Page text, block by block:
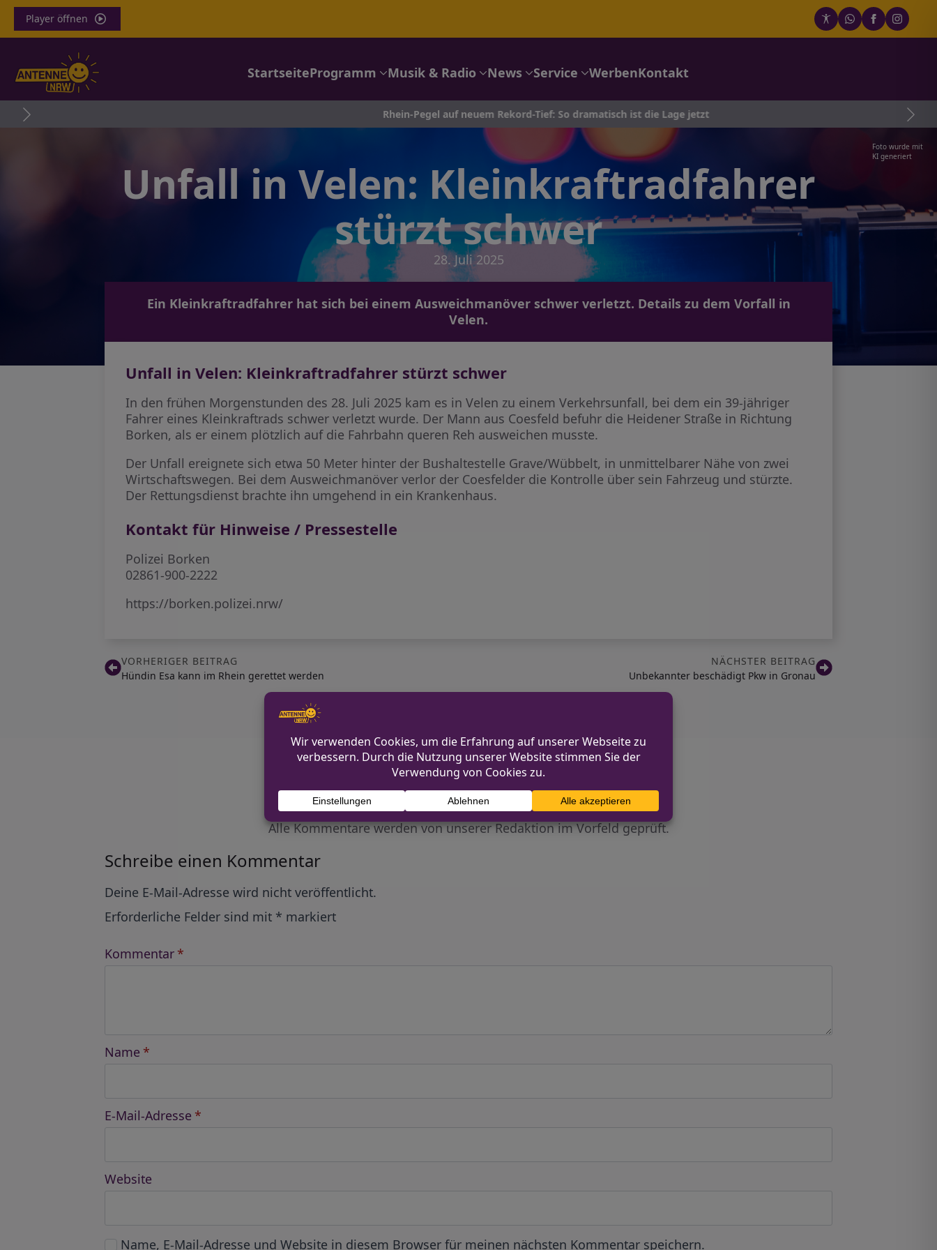
Player öffnen
StartseiteProgramm Musik & Radio News Service WerbenKontakt
Rhein-Pegel auf neuem Rekord-Tief: So dramatisch ist die Lage jetzt
Foto wurde mit
KI generiert
Unfall in Velen: Kleinkraftradfahrer
stürzt schwer
28. Juli 2025
Ein Kleinkraftradfahrer hat sich bei einem Ausweichmanöver schwer verletzt. Details zu dem Vorfall in
Velen.
Unfall in Velen: Kleinkraftradfahrer stürzt schwer
In den frühen Morgenstunden des 28. Juli 2025 kam es in Velen zu einem Verkehrsunfall, bei dem ein 39-jähriger
Fahrer eines Kleinkraftrads schwer verletzt wurde. Der Mann aus Coesfeld befuhr die Heidener Straße in Richtung
Borken, als er einem plötzlich auf die Fahrbahn queren Reh ausweichen musste.
Der Unfall ereignete sich etwa 50 Meter hinter der Bushaltestelle Grave/Wübbelt, in unmittelbarer Nähe von zwei
Wirtschaftswegen. Bei dem Ausweichmanöver verlor der Coesfelder die Kontrolle über sein Fahrzeug und stürzte.
Der Rettungsdienst brachte ihn umgehend in ein Krankenhaus.
Kontakt für Hinweise / Pressestelle
Polizei Borken
02861-900-2222
https://borken.polizei.nrw/
VORHERIGER BEITRAG
Hündin Esa kann im Rhein gerettet werden
NÄCHSTER BEITRAG
Unbekannter beschädigt Pkw in Gronau
Diskutiere mit!
Anonym und ganz ohne Anmeldezwang!
Alle Kommentare werden von unserer Redaktion im Vorfeld geprüft.
Schreibe einen Kommentar
Deine E-Mail-Adresse wird nicht veröffentlicht.
Erforderliche Felder sind mit * markiert
Kommentar *
Name *
E-Mail-Adresse *
Website
Name, E-Mail-Adresse und Website in diesem Browser für meinen nächsten Kommentar speichern.